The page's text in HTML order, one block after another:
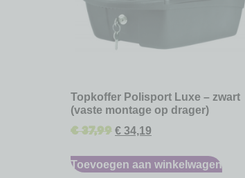
Topkoffer Polisport Luxe – zwart
(vaste montage op drager)
€37,99 € 34,19
Toevoegen aan winkelwagen